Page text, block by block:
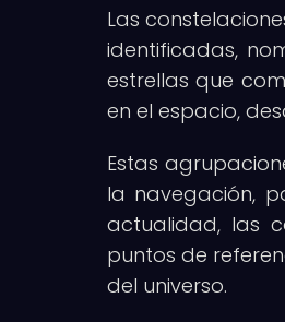
Las
identificadas,
estrellas que
en el espacio,
Estas
la navegación,
actualidad, las
puntos de
del universo.